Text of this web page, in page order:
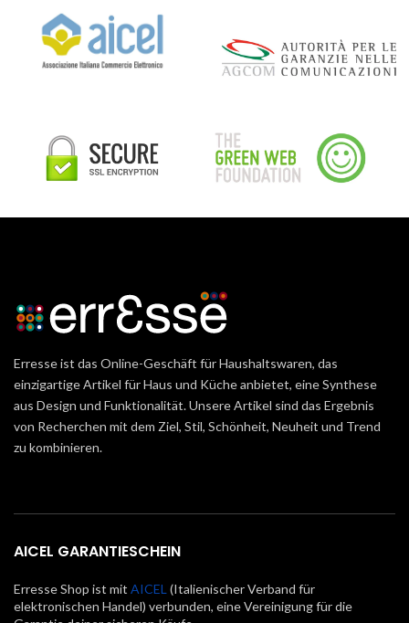
Erresse ist das Online-Geschäft für Haushaltswaren, das
einzigartige Artikel für Haus und Küche anbietet, eine Synthese
aus Design und Funktionalität. Unsere Artikel sind das Ergebnis
von Recherchen mit dem Ziel, Stil, Schönheit, Neuheit und Trend
zu kombinieren.
AICEL GARANTIESCHEIN
Erresse Shop ist mit AICEL (Italienischer Verband für
elektronischen Handel) verbunden, eine Vereinigung für die